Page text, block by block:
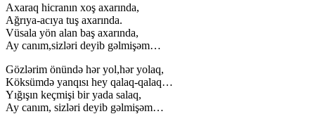
Axaraq hicranın xoş axarında,
Ağrıya-acıya tuş axarında.
Vüsala yön alan baş axarında,
Ay canım,sizləri deyib gəlmişəm…
Gözlərim önündə hər yol,hər yolaq,
Köksümdə yanqısı hey qalaq-qalaq…
Yığışın keçmişi bir yada salaq,
Ay canım, sizləri deyib gəlmişəm…